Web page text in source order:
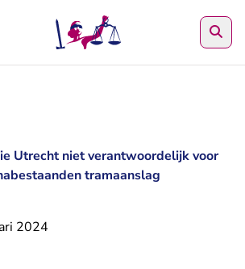
Utrecht niet verantwoordelijk voor
tramaanslag
2024